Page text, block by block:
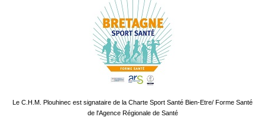
Le C.H.M. Plouhinec est signataire de la Charte Sport Santé Bien-Etre/ Forme Santé
de l'Agence Régionale de Santé